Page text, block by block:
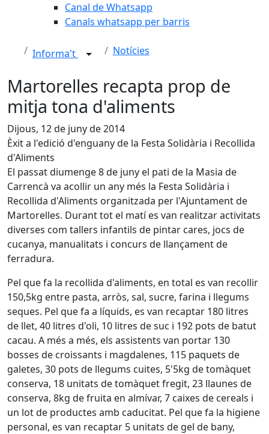
Canal de Whatsapp
Canals whatsapp per barris
Informa't Notícies
Martorelles recapta prop de
mitja tona d'aliments
Dijous, 12 de juny de 2014
Èxit a l'edició d'enguany de la Festa Solidària i Recollida
d'Aliments
El passat diumenge 8 de juny el pati de la Masia de
Carrencà va acollir un any més la Festa Solidària i
Recollida d'Aliments organitzada per l'Ajuntament de
Martorelles. Durant tot el matí es van realitzar activitats
diverses com tallers infantils de pintar cares, jocs de
cucanya, manualitats i concurs de llançament de
ferradura.
Pel que fa la recollida d'aliments, en total es van recollir
150,5kg entre pasta, arròs, sal, sucre, farina i llegums
seques. Pel que fa a líquids, es van recaptar 180 litres
de llet, 40 litres d'oli, 10 litres de suc i 192 pots de batut
cacau. A més a més, els assistents van portar 130
bosses de croissants i magdalenes, 115 paquets de
galetes, 30 pots de llegums cuites, 5'5kg de tomàquet
conserva, 18 unitats de tomàquet fregit, 23 llaunes de
conserva, 8kg de fruita en almívar, 7 caixes de cereals i
un lot de productes amb caducitat. Pel que fa la higiene
personal, es van recaptar 5 unitats de gel de bany,